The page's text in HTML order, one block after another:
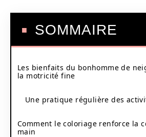
SOMMAIRE
Les bienfaits du bonhomme de
la motricité fine
Une pratique régulière des
Comment le coloriage renforce la
main